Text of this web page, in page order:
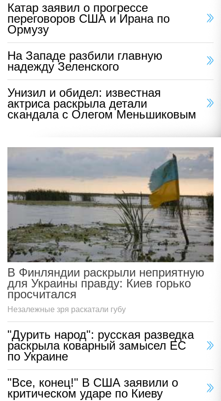
Катар заявил о прогрессе
переговоров США и Ирана по
Ормузу
На Западе разбили главную
надежду Зеленского
Унизил и обидел: известная
актриса раскрыла детали
скандала с Олегом Меньшиковым
В Финляндии раскрыли неприятную
для Украины правду: Киев горько
просчитался
Незалежные зря раскатали губу
"Дурить народ": русская разведка
раскрыла коварный замысел ЕС
по Украине
"Все, конец!" В США заявили о
критическом ударе по Киеву